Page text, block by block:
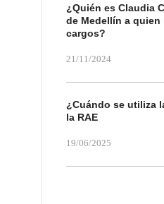
¿Quién es Claudia
de Medellín a quien
cargos?
21/11/2024
¿Cuándo se utiliza
la RAE
19/06/2025